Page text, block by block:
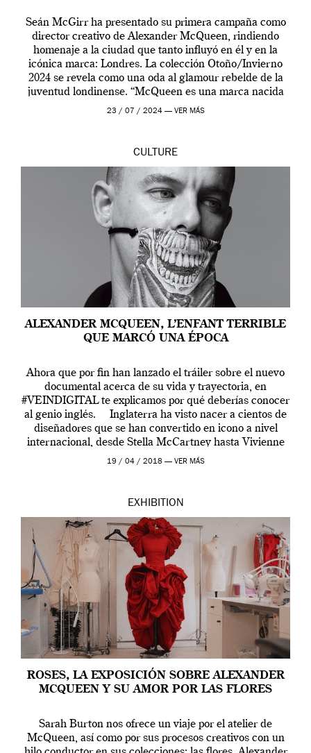
Seán McGirr ha presentado su primera campaña como
director creativo de Alexander McQueen, rindiendo
homenaje a la ciudad que tanto influyó en él y en la
icónica marca: Londres. La colección Otoño/Invierno
2024 se revela como una oda al glamour rebelde de la
juventud londinense. “McQueen es una marca nacida
en Londres y siempre ha […]
23 / 07 / 2024 — VER MÁS
CULTURE
ALEXANDER MCQUEEN, L’ENFANT TERRIBLE
QUE MARCÓ UNA ÉPOCA
Ahora que por fin han lanzado el tráiler sobre el nuevo
documental acerca de su vida y trayectoria, en
#VEINDIGITAL te explicamos por qué deberías conocer
al genio inglés. Inglaterra ha visto nacer a cientos de
diseñadores que se han convertido en icono a nivel
internacional, desde Stella McCartney hasta Vivienne
Westwood pasando […]
19 / 04 / 2018 — VER MÁS
EXHIBITION
ROSES, LA EXPOSICIÓN SOBRE ALEXANDER
MCQUEEN Y SU AMOR POR LAS FLORES
Sarah Burton nos ofrece un viaje por el atelier de
McQueen, así como por sus procesos creativos con un